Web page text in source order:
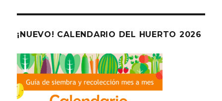
¡NUEVO! CALENDARIO DEL HUERTO 2026